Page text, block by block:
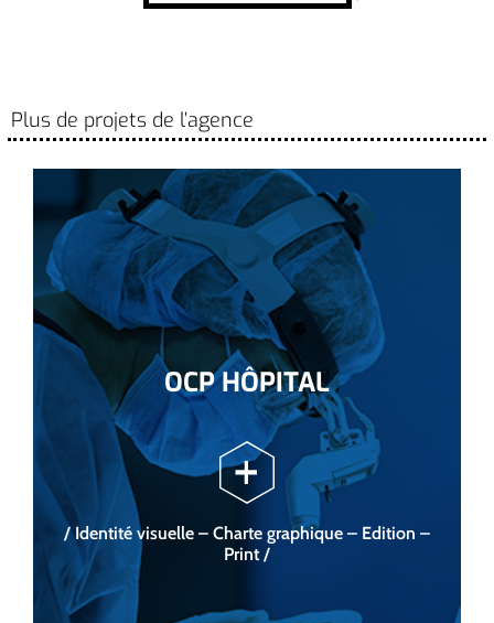
Plus de projets de l’agence
OCP HÔPITAL
/ Identité visuelle – Charte graphique – Edition –
Print /